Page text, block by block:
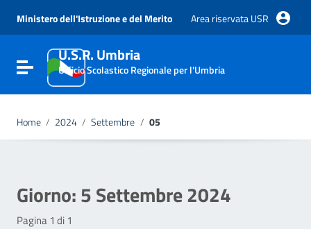
Vai al menu di navigazione
Vai al footer
Ministero dell'Istruzione e del Merito Area riservata USR
Attiva / disattiva la navigazione
U.S.R. Umbria
Ufficio Scolastico Regionale per l'Umbria
Home / 2024 / Settembre / 05
Giorno:5 Settembre 2024
Pagina 1 di 1